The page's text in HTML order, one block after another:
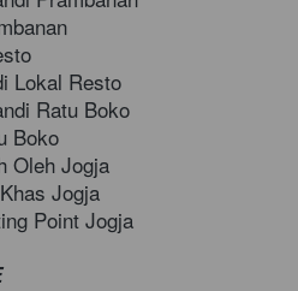
Lokal Resto
Ratu Boko
Boko
Oleh Jogja
Jogja
Point Jogja